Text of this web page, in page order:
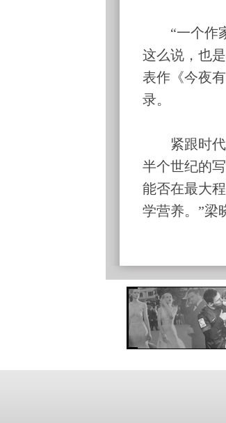
“一个作家
这么说，也
表作《今夜
录。
紧跟时代
半个世纪的
能否在最大
学营养。”梁